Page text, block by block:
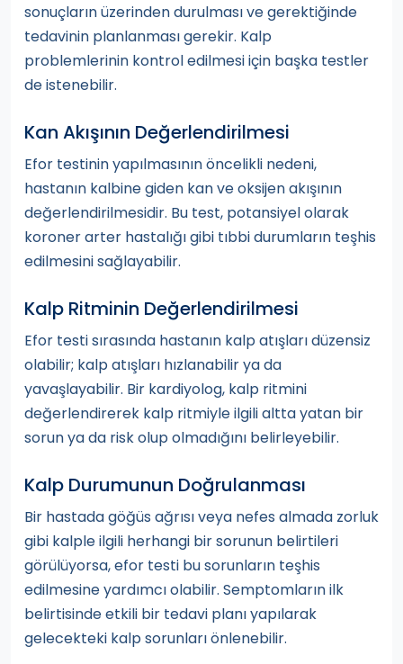
sonuçların üzerinden durulması ve gerektiğinde
tedavinin planlanması gerekir. Kalp
problemlerinin kontrol edilmesi için başka testler
de istenebilir.
Kan Akışının Değerlendirilmesi
Efor testinin yapılmasının öncelikli nedeni,
hastanın kalbine giden kan ve oksijen akışının
değerlendirilmesidir. Bu test, potansiyel olarak
koroner arter hastalığı gibi tıbbi durumların teşhis
edilmesini sağlayabilir.
Kalp Ritminin Değerlendirilmesi
Efor testi sırasında hastanın kalp atışları düzensiz
olabilir; kalp atışları hızlanabilir ya da
yavaşlayabilir. Bir kardiyolog, kalp ritmini
değerlendirerek kalp ritmiyle ilgili altta yatan bir
sorun ya da risk olup olmadığını belirleyebilir.
Kalp Durumunun Doğrulanması
Bir hastada göğüs ağrısı veya nefes almada zorluk
gibi kalple ilgili herhangi bir sorunun belirtileri
görülüyorsa, efor testi bu sorunların teşhis
edilmesine yardımcı olabilir. Semptomların ilk
belirtisinde etkili bir tedavi planı yapılarak
gelecekteki kalp sorunları önlenebilir.